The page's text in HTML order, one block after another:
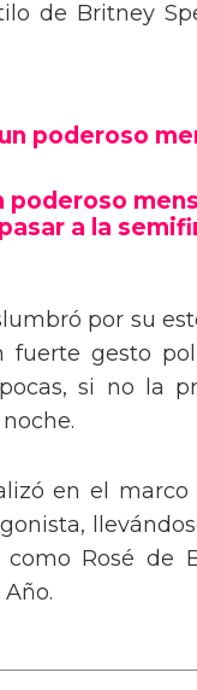
de Britney
poderoso
a la
por su
gesto
si no la
en el
Rosé de